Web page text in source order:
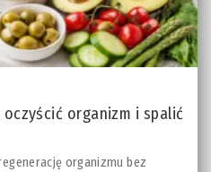
organizm i spalić
organizmu bez